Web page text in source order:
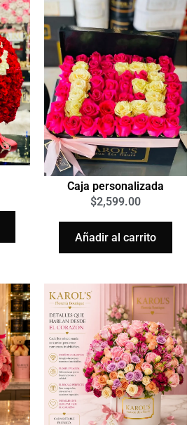
Caja personalizada
$2,599.00
Añadir al carrito